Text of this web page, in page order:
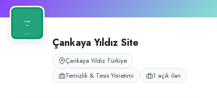
Çankaya Yıldız Site
Çankaya Yıldız Türkiye
Temizlik & Tesis Yönetimi
1 açık ilan